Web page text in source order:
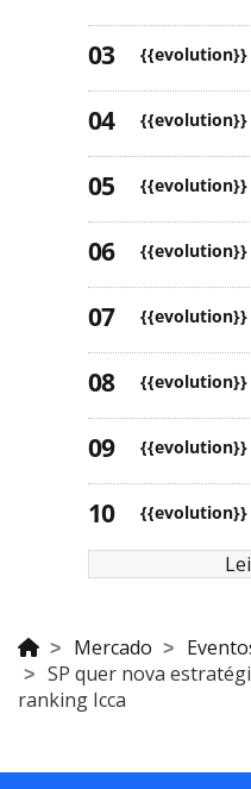
{{evolution}}
{{evolution}}
{{evolution}}
{{evolution}}
{{evolution}}
{{evolution}}
{{evolution}}
{{evolution}}
Mercado
SP quer nova
ranking Icca